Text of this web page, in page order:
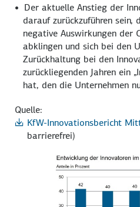
Der aktuelle Anstieg der
darauf zurückzuführen sein,
negative Auswirkungen der
abklingen und sich bei den
Zurückhaltung bei den
zurückliegenden Jahren ein
hat, den die Unternehmen
Quelle:
KfW-Innovationsbericht
barrierefrei)